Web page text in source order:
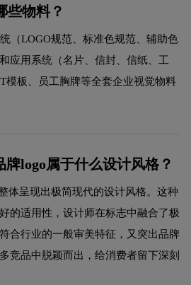
些物料？
（LOGO规范、标准色规范、辅助色
应用系统（名片、信封、信纸、工
模板、员工胸牌等全套企业视觉物料
logo属于什么设计风格？
体呈现出极简现代的设计风格。这种
的适用性，设计师在标志中融合了极
合行业的一般审美特征，又突出品牌
竞品中脱颖而出，给消费者留下深刻